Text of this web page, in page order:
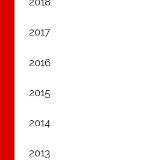
2017
2016
2015
2014
2013